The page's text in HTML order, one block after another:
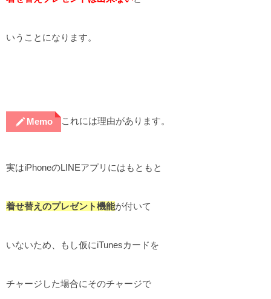
いうことになります。
Memo これには理由があります。
実はiPhoneのLINEアプリにはもともと
着せ替えのプレゼント機能が付いて
いないため、もし仮にiTunesカードを
チャージした場合にそのチャージで